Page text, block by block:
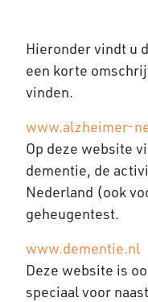
Hieronder vindt u
een korte
vinden.
www.alzheimer-
Op deze website
dementie, de
Nederland (ook
geheugentest.
www.dementie.nl
Deze website is
speciaal voor